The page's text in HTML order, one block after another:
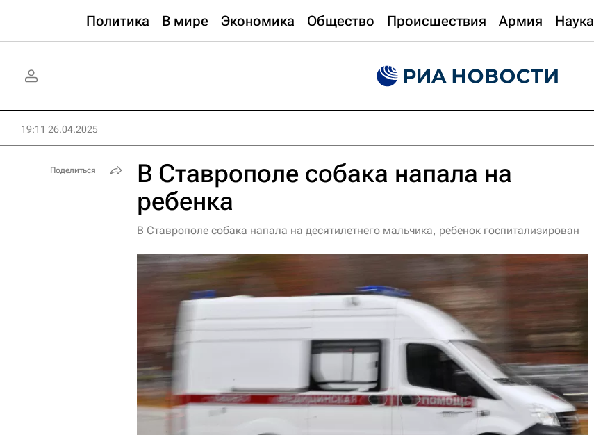
Политика В мире Экономика Общество Происшествия Армия Наука
19:11 26.04.2025
В Ставрополе собака напала на
ребенка
В Ставрополе собака напала на десятилетнего мальчика, ребенок госпитализирован
Поделиться